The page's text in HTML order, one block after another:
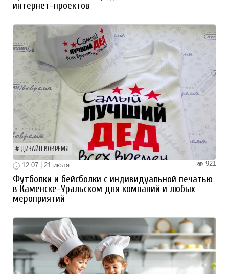
интернет-проектов
ДИЗАЙН ВОВРЕМЯ
921
12:07 | 21 июля
Футболки и бейсболки с индивидуальной печатью
в Каменске-Уральском для компаний и любых
мероприятий